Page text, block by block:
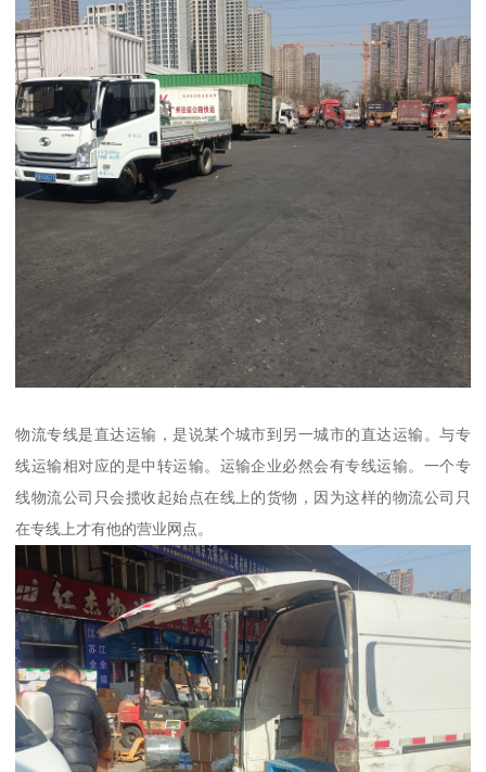
物流专线是直达运输，是说某个城市到另一城市的直达运输。与专
线运输相对应的是中转运输。运输企业必然会有专线运输。一个专
线物流公司只会揽收起始点在线上的货物，因为这样的物流公司只
在专线上才有他的营业网点。